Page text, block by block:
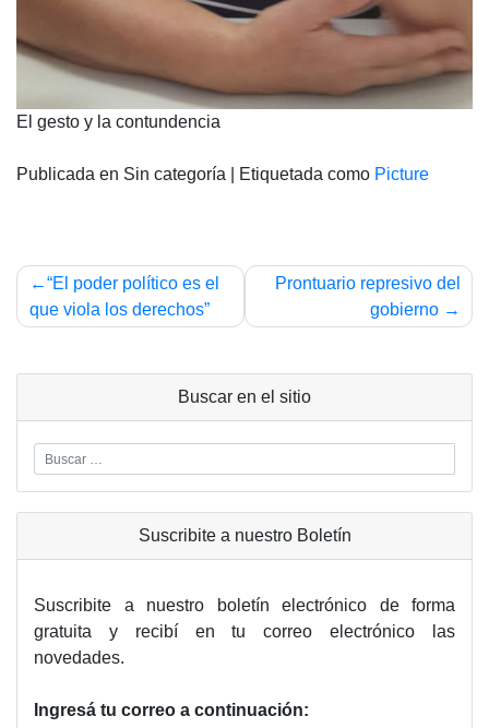
El gesto y la contundencia
Publicada en Sin categoría Etiquetada como Picture
Navegación
de
“El poder político es el
que viola los derechos”
Prontuario represivo del
gobierno
Buscar en el sitio
Suscribite a nuestro Boletín
Suscribite a nuestro boletín electrónico de forma
gratuita y recibí en tu correo electrónico las
novedades.
Ingresá tu correo a continuación: